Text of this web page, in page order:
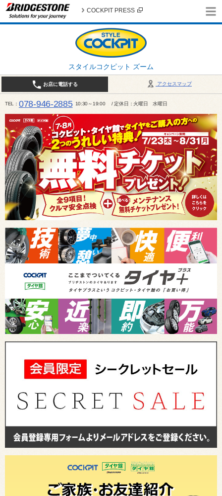
スタイルコクピット ズーム
COCKPIT PRESS
アクセスマップ
お店に電話する
TEL 078-946-2885 10:30～19:00 / 定休日：火曜日 水曜日